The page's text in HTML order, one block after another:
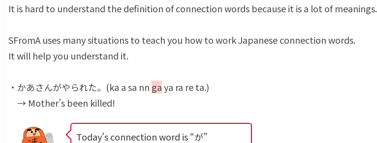
It is hard to understand the definition of connection words because it is a lot of meanings.
SFromA uses many situations to teach you how to work Japanese connection words.
It will help you understand it.
・かあさんがやられた。(ka a sa nn gaya ra re ta.)
→ Mother’s been killed!
Today’s connection word is “が”